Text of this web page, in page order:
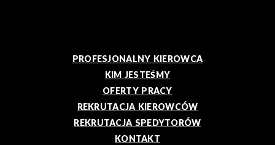
PROFESJONALNY KIEROWCA
KIM JESTEŚMY
OFERTY PRACY
REKRUTACJA KIEROWCÓW
REKRUTACJA SPEDYTORÓW
KONTAKT